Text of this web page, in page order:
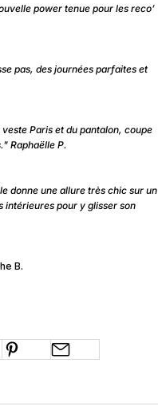
power tenue pour les reco’
pas, des journées parfaites et
Paris et du pantalon, coupe
Raphaëlle P.
donne une allure très chic sur un
intérieures pour y glisser son
B.